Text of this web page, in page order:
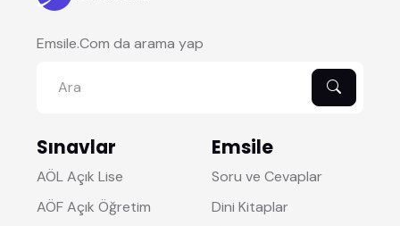
Emsile.Com da arama yap
Sınavlar
AÖL Açık Lise
AÖF Açık Öğretim
Emsile
Soru ve Cevaplar
Dini Kitaplar